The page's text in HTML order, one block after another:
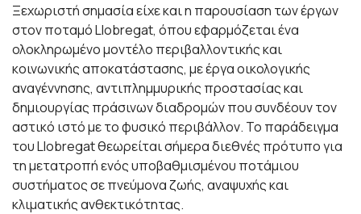
Ξεχωριστή σημασία είχε και η παρουσίαση των έργων
στον ποταμό Llobregat, όπου εφαρμόζεται ένα
ολοκληρωμένο μοντέλο περιβαλλοντικής και
κοινωνικής αποκατάστασης, με έργα οικολογικής
αναγέννησης, αντιπλημμυρικής προστασίας και
δημιουργίας πράσινων διαδρομών που συνδέουν τον
αστικό ιστό με το φυσικό περιβάλλον. Το παράδειγμα
του Llobregat θεωρείται σήμερα διεθνές πρότυπο για
τη μετατροπή ενός υποβαθμισμένου ποτάμιου
συστήματος σε πνεύμονα ζωής, αναψυχής και
κλιματικής ανθεκτικότητας.